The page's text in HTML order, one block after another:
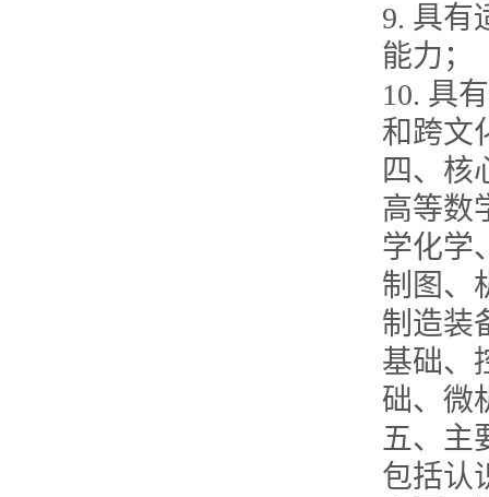
9. 具有
能力；
10. 具
和跨文
四、核
高等数
学化学
制图、
制造装
基础、
础、微
五、主
包括认